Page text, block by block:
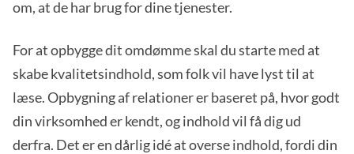
om, at de har brug for dine tjenester.
For at opbygge dit omdømme skal du starte med at
skabe kvalitetsindhold, som folk vil have lyst til at
læse. Opbygning af relationer er baseret på, hvor godt
din virksomhed er kendt, og indhold vil få dig ud
derfra. Det er en dårlig idé at overse indhold, fordi din